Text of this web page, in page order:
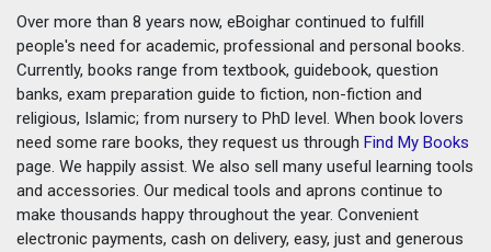
Over more than 8 years now, eBoighar continued to fulfill
people's need for academic, professional and personal books.
Currently, books range from textbook, guidebook, question
banks, exam preparation guide to fiction, non-fiction and
religious, Islamic; from nursery to PhD level. When book lovers
need some rare books, they request us through Find My Books
page. We happily assist. We also sell many useful learning tools
and accessories. Our medical tools and aprons continue to
make thousands happy throughout the year. Convenient
electronic payments, cash on delivery, easy, just and generous